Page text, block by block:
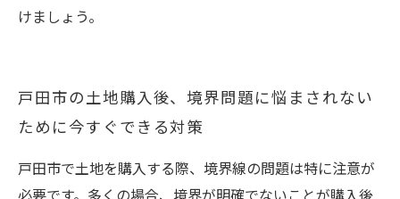
けましょう。
戸田市の土地購入後、境界問題に悩まされない
ために今すぐできる対策
戸田市で土地を購入する際、境界線の問題は特に注意が